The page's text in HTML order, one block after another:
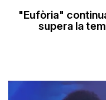
"Eufòria"
supera la